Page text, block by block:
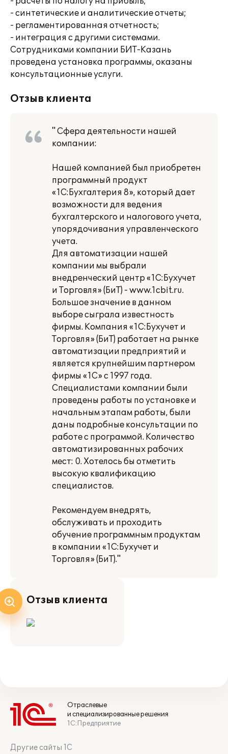
- синтетические и аналитические отчеты;
- регламентированная отчетность;
- интеграция с другими системами.
Сотрудниками компании БИТ-Казань
проведена установка программы, оказаны
консультационные услуги.
Отзыв клиента
" Сфера деятельности нашей
компании:
Нашей компанией был приобретен
программный продукт
«1С:Бухгалтерия 8», который дает
возможности для ведения
бухгалтерского и налогового учета,
упорядочивания управленческого
учета.
Для автоматизации нашей
компании мы выбрали
внедренческий центр «1С:Бухучет
и Торговля» (БиТ) - www.1cbit.ru.
Большое значение в данном
выборе сыграла известность
фирмы. Компания «1С:Бухучет и
Торговля» (БиТ) работает на рынке
автоматизации предприятий и
является крупнейшим партнером
фирмы «1С» с 1997 года.
Специалистами компании были
проведены работы по установке и
начальным этапам работы, были
даны подробные консультации по
работе с программой. Количество
автоматизированных рабочих
мест: 0. Хотелось бы отметить
высокую квалификацию
специалистов.
Рекомендуем внедрять,
обслуживать и проходить
обучение программным продуктам
в компании «1С:Бухучет и
Торговля» (БиТ)."
Отзыв клиента
Отраслевые
и специализированные решения
1С:Предприятие
Другие сайты 1С